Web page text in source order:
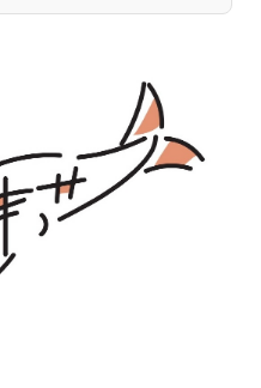
地域を代表する 企業100選
行政連携記事
選出企業特別対談